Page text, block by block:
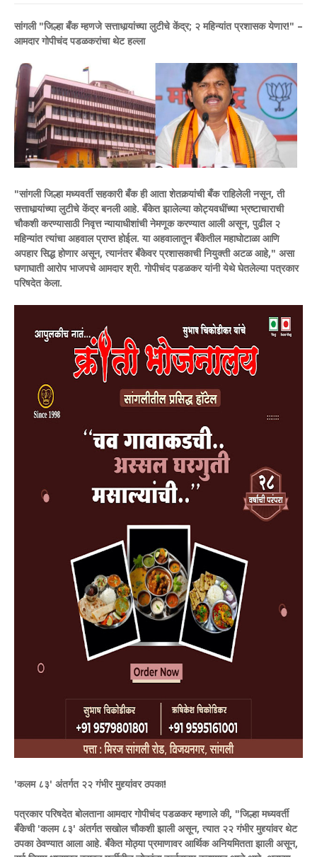
सांगली ​"जिल्हा बँक म्हणजे सत्ताधार्‍यांच्या लुटीचे केंद्र; २ महिन्यांत प्रशासक येणार!" –
आमदार गोपीचंद पडळकरांचा थेट हल्ला
"सांगली जिल्हा मध्यवर्ती सहकारी बँक ही आता शेतकर्‍यांची बँक राहिलेली नसून, ती
सत्ताधार्‍यांच्या लुटीचे केंद्र बनली आहे. बँकेत झालेल्या कोट्यवधींच्या भ्रष्टाचाराची
चौकशी करण्यासाठी निवृत्त न्यायाधीशांची नेमणूक करण्यात आली असून, पुढील २
महिन्यांत त्यांचा अहवाल प्राप्त होईल. या अहवालातून बँकेतील महाघोटाळा आणि
अपहार सिद्ध होणार असून, त्यानंतर बँकेवर प्रशासकाची नियुक्ती अटळ आहे," असा
घणाघाती आरोप भाजपचे आमदार श्री. गोपीचंद पडळकर यांनी येथे घेतलेल्या पत्रकार
परिषदेत केला.
​'कलम ८३' अंतर्गत २२ गंभीर मुद्द्यांवर ठपका!
​पत्रकार परिषदेत बोलताना आमदार गोपीचंद पडळकर म्हणाले की, "जिल्हा मध्यवर्ती
बँकेची 'कलम ८३' अंतर्गत सखोल चौकशी झाली असून, त्यात २२ गंभीर मुद्द्यांवर थेट
ठपका ठेवण्यात आला आहे. बँकेत मोठ्या प्रमाणावर आर्थिक अनियमितता झाली असून,